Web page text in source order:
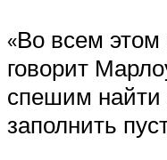
«Во всем этом
говорит
спешим найти
заполнить